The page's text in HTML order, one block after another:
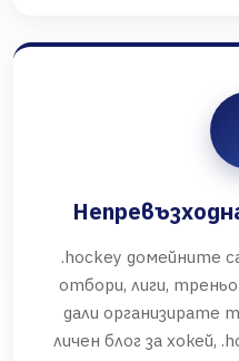
.hockey домейните
отбори, лиги,
дали организирате
личен блог за хокей,